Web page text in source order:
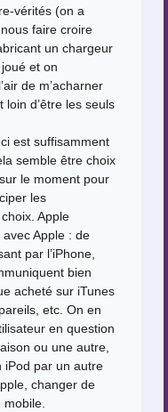
vérités (on a
faire croire
un chargeur
et on
de m’acharner
loin d’être les seuls
est suffisamment
semble être choix
le moment pour
les
Apple
Apple : de
par l’iPhone,
bien
acheté sur iTunes
etc. On en
en question
ou une autre,
iPod par un autre
changer de